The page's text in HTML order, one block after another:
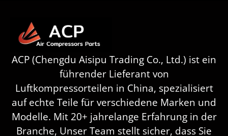
ACP (Chengdu Aisipu Trading Co., Ltd.) ist ein
führender Lieferant von
Luftkompressorteilen in China, spezialisiert
auf echte Teile für verschiedene Marken und
Modelle. Mit 20+ jahrelange Erfahrung in der
Branche, Unser Team stellt sicher, dass Sie